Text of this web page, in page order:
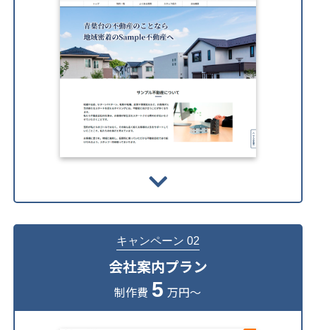
キャンペーン 02
会社案内プラン
制作費 5 万円～